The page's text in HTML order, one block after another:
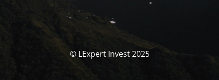
© LExpert Invest 2025